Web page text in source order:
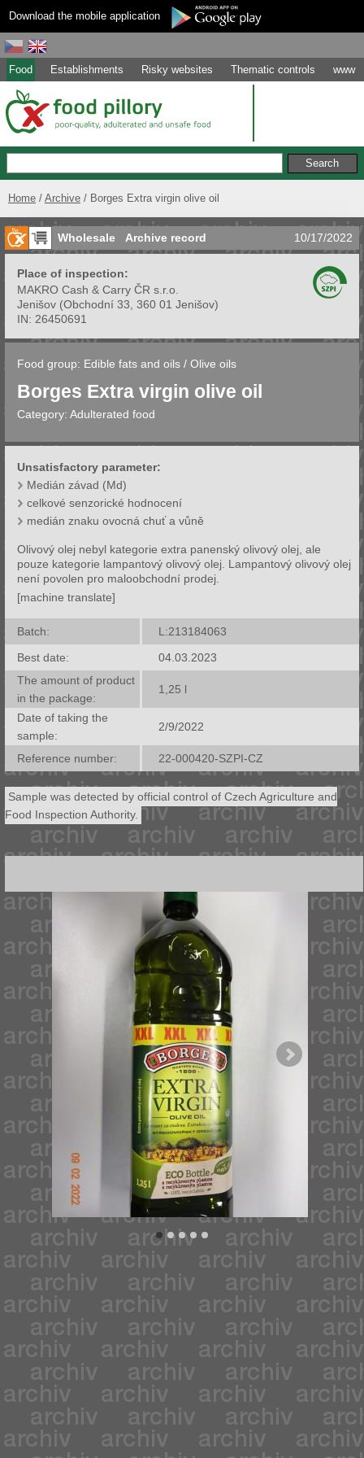
Download the mobile application
Food Establishments Risky websites Thematic controls www
Home Archive Borges Extra virgin olive oil
Wholesale Archive record 10/17/2022
Place of inspection:
MAKRO Cash & Carry ČR s.r.o.
Jenišov (Obchodní 33, 360 01 Jenišov)
IN: 26450691
Food group: Edible fats and oils / Olive oils
Borges Extra virgin olive oil
Category: Adulterated food
Unsatisfactory parameter:
Medián závad (Md)
celkové senzorické hodnocení
medián znaku ovocná chuť a vůně
Olivový olej nebyl kategorie extra panenský olivový olej, ale
pouze kategorie lampantový olivový olej. Lampantový olivový olej
není povolen pro maloobchodní prodej.
[machine translate]
Batch:
L:213184063
Best date:
04.03.2023
The amount of product
in the package:
1,25 l
Date of taking the
sample:
2/9/2022
Reference number: 22-000420-SZPI-CZ
Sample was detected by official control of Czech Agriculture and
Food Inspection Authority.